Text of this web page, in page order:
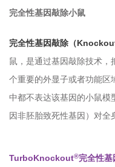
完全性基因敲除小鼠
完全性基因敲除（
鼠，是通过基因敲除技术，
个重要的外显子或者功能区
中都不表达该基因的小鼠模
因非胚胎致死性基因）对全
TurboKnockout®完全性